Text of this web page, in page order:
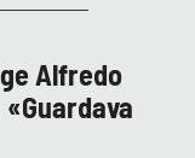
Alfredo